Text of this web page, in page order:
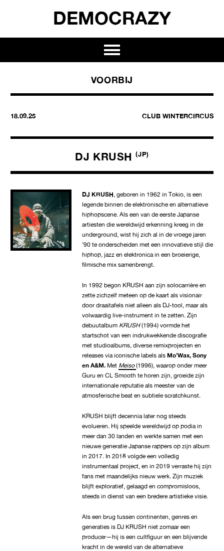
DEMOCRAZY
DJ KRUSH (JP)
DJ KRUSH, geboren in 1962 in Tokio, is een
legende binnen de elektronische en alternatieve
hiphopscene. Als een van de eerste Japanse
artiesten die wereldwijd erkenning kreeg in de
underground, wist hij zich al in de vroege jaren
’90 te onderscheiden met een innovatieve stijl die
hiphop, jazz en elektronica in een broeierige,
filmische mix samenbrengt.
In 1992 begon KRUSH aan zijn solocarrière en
zette zichzelf meteen op de kaart als visionair
door draaitafels niet alleen als DJ-tool, maar als
volwaardig live-instrument in te zetten. Zijn
debuutalbum KRUSH(1994) vormde het
startschot van een indrukwekkende discografie
met studioalbums, diverse remixprojecten en
releases via iconische labels als Mo’Wax, Sony
en A&M.Met Meiso (1996), waarop onder meer
Guru en CL Smooth te horen zijn, groeide zijn
internationale reputatie als meester van de
atmosferische beat en subtiele scratchkunst.
KRUSH blijft decennia later nog steeds
evolueren. Hij speelde wereldwijd op podia in
meer dan 30 landen en werkte samen met een
nieuwe generatie Japanse rappers op zijn album
in 2017. In 2018 volgde een volledig
instrumentaal project, en in 2019 verraste hij zijn
fans met maandelijks nieuw werk. Zijn muziek
blijft exploratief, gelaagd en compromisloos,
steeds in dienst van een bredere artistieke visie.
Als een brug tussen continenten, genres en
generaties is DJ KRUSH niet zomaar een
producer—hij is een cultfiguur en een blijvende
kracht in de wereld van de alternatieve
VOORBIJ
18.09.25 CLUB WINTERCIRCUS